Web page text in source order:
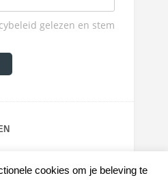
gelezen en stem
cookies om je beleving te